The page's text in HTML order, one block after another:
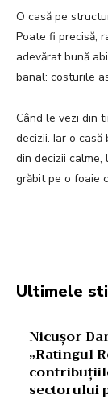
O casă pe
Poate fi precisă,
adevărat bună
banal: costurile
Când le vezi din
decizii. Iar o
din decizii calme,
grăbit pe o foaie
Ultimele
Nicușor
„Ratingul
sectorului